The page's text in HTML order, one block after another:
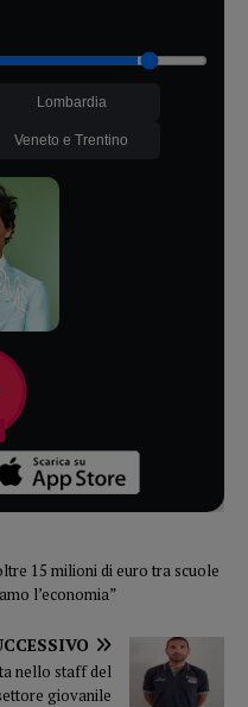
Lombardia
Veneto e Trentino
15 milioni di euro tra scuole
l’economia”
nello staff del
giovanile